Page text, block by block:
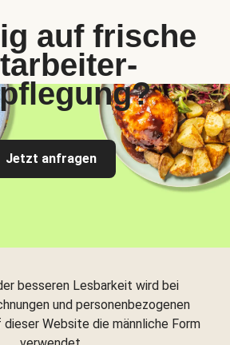
auf frische
Jetzt anfragen
besseren Lesbarkeit wird bei
und personenbezogenen
Website die männliche Form